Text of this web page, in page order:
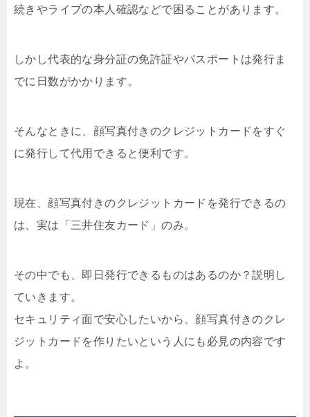
続きやライブの本人確認などで困ることがあります。
しかし代表的な身分証の免許証やパスポートは発行ま
でに日数がかかります。
そんなときに、顔写真付きのクレジットカードをすぐ
に発行して代用できると便利です。
現在、顔写真付きのクレジットカードを発行できるの
は、実は「三井住友カード」のみ。
その中でも、即日発行できるものはあるのか？説明し
ていきます。
セキュリティ面で安心したいから、顔写真付きのクレ
ジットカードを作りたいという人にも必見の内容です
よ。